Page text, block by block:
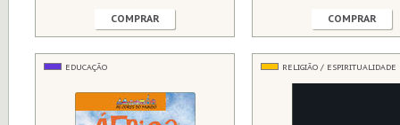
COMPRAR COMPRAR
EDUCAÇÃO RELIGIÃO / ESPIRITUALIDADE